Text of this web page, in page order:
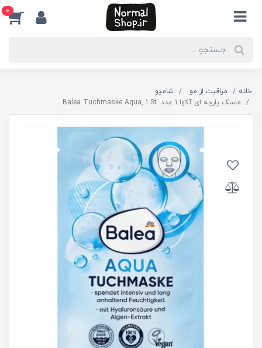
0
خانه مراقبت از مو
شامپو
ماسک پارچه ای آکوا 1 عدد. Balea Tuchmaske Aqua, 1 St